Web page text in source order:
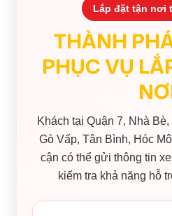
Lắp đặt tận nơi
THÀNH
PHỤC VỤ
Khách tại Quận 7, Nhà
Gò Vấp, Tân Bình, Hóc
cận có thể gửi thông tin
kiểm tra khả năng hỗ